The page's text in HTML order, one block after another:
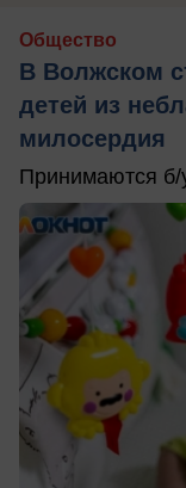
Общество
В Волжском
детей из
милосердия
Принимаются б/